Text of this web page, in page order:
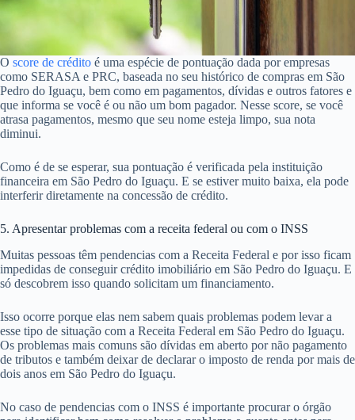
O score de crédito é uma espécie de pontuação dada por empresas
como SERASA e PRC, baseada no seu histórico de compras em São
Pedro do Iguaçu, bem como em pagamentos, dívidas e outros fatores e
que informa se você é ou não um bom pagador. Nesse score, se você
atrasa pagamentos, mesmo que seu nome esteja limpo, sua nota
diminui.
Como é de se esperar, sua pontuação é verificada pela instituição
financeira em São Pedro do Iguaçu. E se estiver muito baixa, ela pode
interferir diretamente na concessão de crédito.
5. Apresentar problemas com a receita federal ou com o INSS
Muitas pessoas têm pendencias com a Receita Federal e por isso ficam
impedidas de conseguir crédito imobiliário em São Pedro do Iguaçu. E
só descobrem isso quando solicitam um financiamento.
Isso ocorre porque elas nem sabem quais problemas podem levar a
esse tipo de situação com a Receita Federal em São Pedro do Iguaçu.
Os problemas mais comuns são dívidas em aberto por não pagamento
de tributos e também deixar de declarar o imposto de renda por mais de
dois anos em São Pedro do Iguaçu.
No caso de pendencias com o INSS é importante procurar o órgão